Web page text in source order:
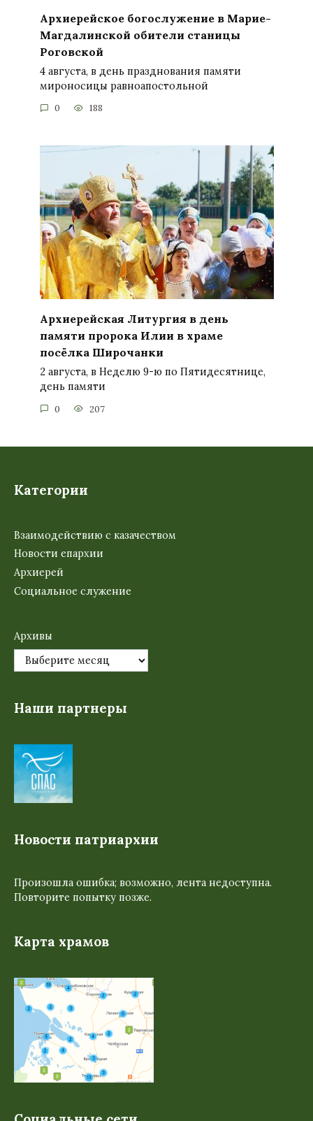
Архиерейское богослужение в Марие-
Магдалинской обители станицы
Роговской
4 августа, в день празднования памяти
мироносицы равноапостольной
0 188
Архиерейская Литургия в день
памяти пророка Илии в храме
посёлка Широчанки
2 августа, в Неделю 9-ю по Пятидесятнице,
день памяти
0 207
Категории
Взаимодействию с казачеством
Новости епархии
Архиерей
Социальное служение
Архивы
Наши партнеры
Новости патриархии
Произошла ошибка; возможно, лента недоступна.
Повторите попытку позже.
Карта храмов